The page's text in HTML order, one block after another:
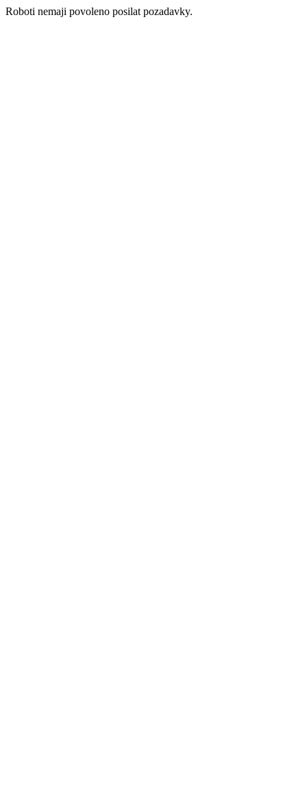
Roboti nemaji povoleno posilat pozadavky.